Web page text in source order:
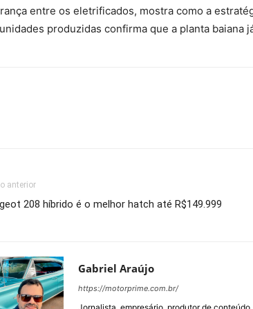
entre os eletrificados, mostra como a
produzidas confirma que a planta baiana
anterior
208 híbrido é o melhor hatch até R$149.999
Gabriel Araújo
https://motorprime.com.br/